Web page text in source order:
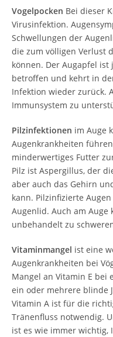
Vogelpocken Bei dieser
Virusinfektion.
Schwellungen der
die zum völligen Verlust
können. Der Augapfel
betroffen und kehrt in
Infektion wieder zurück.
Immunsystem zu
Pilzinfektionen im Auge
Augenkrankheiten
minderwertiges Futter
Pilz ist Aspergillus, der
aber auch das Gehirn
kann. Pilzinfizierte
Augenlid. Auch am Auge
unbehandelt zu
Vitaminmangel ist eine
Augenkrankheiten bei
Mangel an Vitamin E bei
ein oder mehrere blinde
Vitamin A ist für die
Tränenfluss notwendig.
ist es wie immer wichtig,